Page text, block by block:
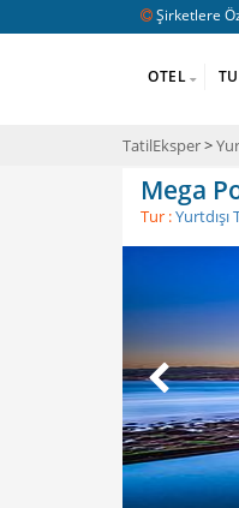
Şirketlere
OTEL
TatilEksper>
Mega
Tur :Yurtdışı